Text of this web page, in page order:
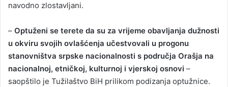
navodno zlostavljani.
– Optuženi se terete da su za vrijeme obavljanja dužnosti
u okviru svojih ovlašćenja učestvovali u progonu
stanovništva srpske nacionalnosti s područja Orašja na
nacionalnoj, etničkoj, kulturnoj i vjerskoj osnovi –
saopštilo je Tužilaštvo BiH prilikom podizanja optužnice.